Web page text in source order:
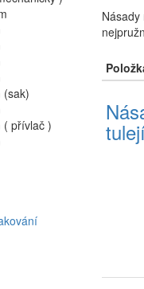
(sak)
( přívlač )